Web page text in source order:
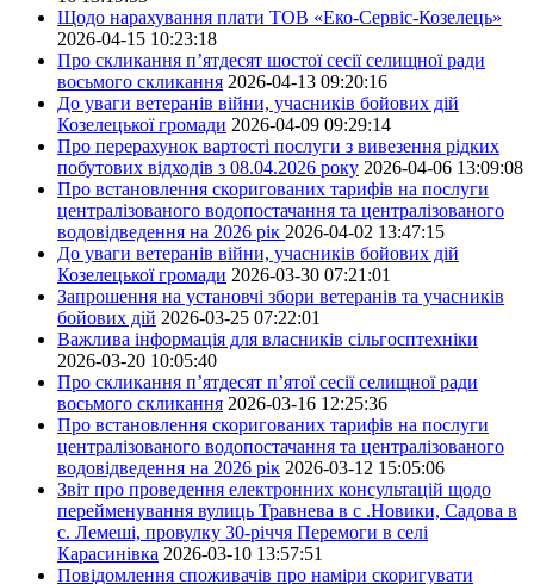
Щодо нарахування плати ТОВ «Еко-Сервіс-Козелець»
2026-04-15 10:23:18
Про скликання п’ятдесят шостої сесії селищної ради
восьмого скликання 2026-04-13 09:20:16
До уваги ветеранів війни, учасників бойових дій
Козелецької громади 2026-04-09 09:29:14
Про перерахунок вартості послуги з вивезення рідких
побутових відходів з 08.04.2026 року 2026-04-06 13:09:08
Про встановлення скоригованих тарифів на послуги
централізованого водопостачання та централізованого
водовідведення на 2026 рік 2026-04-02 13:47:15
До уваги ветеранів війни, учасників бойових дій
Козелецької громади 2026-03-30 07:21:01
Запрошення на установчі збори ветеранів та учасників
бойових дій 2026-03-25 07:22:01
Важлива інформація для власників сільгосптехніки
2026-03-20 10:05:40
Про скликання п’ятдесят п’ятої сесії селищної ради
восьмого скликання 2026-03-16 12:25:36
Про встановлення скоригованих тарифів на послуги
централізованого водопостачання та централізованого
водовідведення на 2026 рік 2026-03-12 15:05:06
Звіт про проведення електронних консультацій щодо
перейменування вулиць Травнева в с .Новики, Садова в
с. Лемеші, провулку 30-річчя Перемоги в селі
Карасинівка 2026-03-10 13:57:51
Повідомлення споживачів про наміри скоригувати